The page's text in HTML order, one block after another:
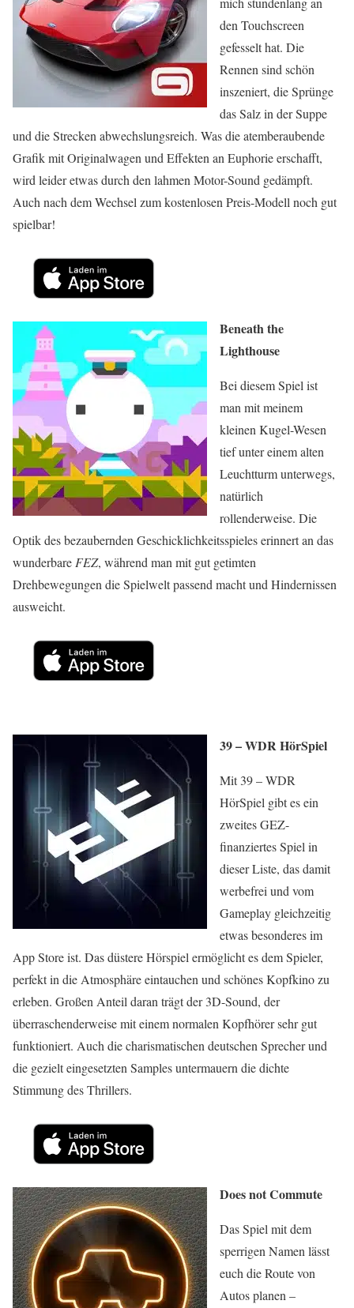
den Touchscreen
gefesselt hat. Die
Rennen sind schön
inszeniert, die Sprünge
das Salz in der Suppe
und die Strecken abwechslungsreich. Was die atemberaubende
Grafik mit Originalwagen und Effekten an Euphorie erschafft,
wird leider etwas durch den lahmen Motor-Sound gedämpft.
Auch nach dem Wechsel zum kostenlosen Preis-Modell noch gut
spielbar!
Beneath the
Lighthouse
Bei diesem Spiel ist
man mit meinem
kleinen Kugel-Wesen
tief unter einem alten
Leuchtturm unterwegs,
natürlich
rollenderweise. Die
Optik des bezaubernden Geschicklichkeitsspieles erinnert an das
wunderbare FEZ, während man mit gut getimten
Drehbewegungen die Spielwelt passend macht und Hindernissen
ausweicht.
39 – WDR HörSpiel
Mit 39 – WDR
HörSpiel gibt es ein
zweites GEZ-
finanziertes Spiel in
dieser Liste, das damit
werbefrei und vom
Gameplay gleichzeitig
etwas besonderes im
App Store ist. Das düstere Hörspiel ermöglicht es dem Spieler,
perfekt in die Atmosphäre eintauchen und schönes Kopfkino zu
erleben. Großen Anteil daran trägt der 3D-Sound, der
überraschenderweise mit einem normalen Kopfhörer sehr gut
funktioniert. Auch die charismatischen deutschen Sprecher und
die gezielt eingesetzten Samples untermauern die dichte
Stimmung des Thrillers.
Does not Commute
Das Spiel mit dem
sperrigen Namen lässt
euch die Route von
Autos planen –